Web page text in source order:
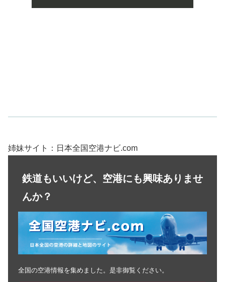
姉妹サイト：日本全国空港ナビ.com
鉄道もいいけど、空港にも興味ありませ
んか？
全国の空港情報を集めました。是非御覧ください。